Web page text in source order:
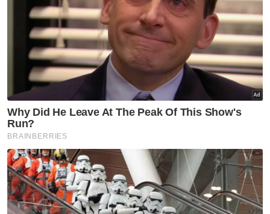
agar intipati kempen dapat disebarkan
secara menyeluruh kepada semua lapisan
masyarakat.
"Saya bagi pihak kerajaan negeri akan
berusaha untuk bekerjasama dengan Rasuah
Busters dan berharap kita akan dapat
menjalinkan kerjasama yang kukuh.
"Kerjasama ini bertujuan memberikan
pemahaman kepada negeri dan rakyat
Kedah mengenai Rasuah Busters dan usaha
untuk membina negeri yang lebih baik,"
ujarnya.